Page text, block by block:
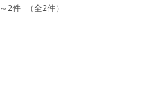
2件 （全2件）